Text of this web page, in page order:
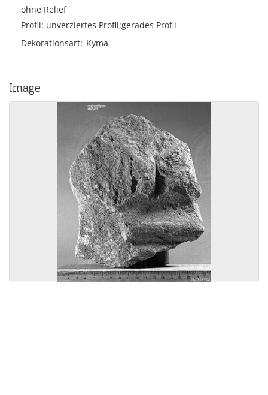
ohne Relief
Profil: unverziertes Profil;gerades Profil
Dekorationsart Kyma
Image